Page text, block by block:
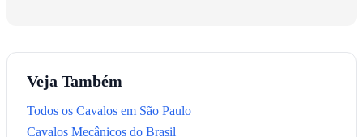
Veja Também
Todos os Cavalos em São Paulo
Cavalos Mecânicos do Brasil